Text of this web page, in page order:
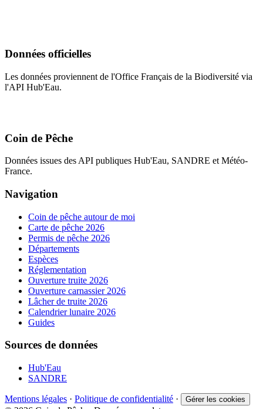
Données officielles
Les données proviennent de l'Office Français de la Biodiversité via
l'API Hub'Eau.
Coin de Pêche
Données issues des API publiques Hub'Eau, SANDRE et Météo-
France.
Navigation
Coin de pêche autour de moi
Carte de pêche 2026
Permis de pêche 2026
Départements
Espèces
Réglementation
Ouverture truite 2026
Ouverture carnassier 2026
Lâcher de truite 2026
Calendrier lunaire 2026
Guides
Sources de données
Hub'Eau
SANDRE
Mentions légales · Politique de confidentialité · Gérer les cookies